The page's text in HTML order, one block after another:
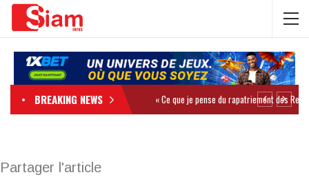
BREAKING NEWS
Partager l'article